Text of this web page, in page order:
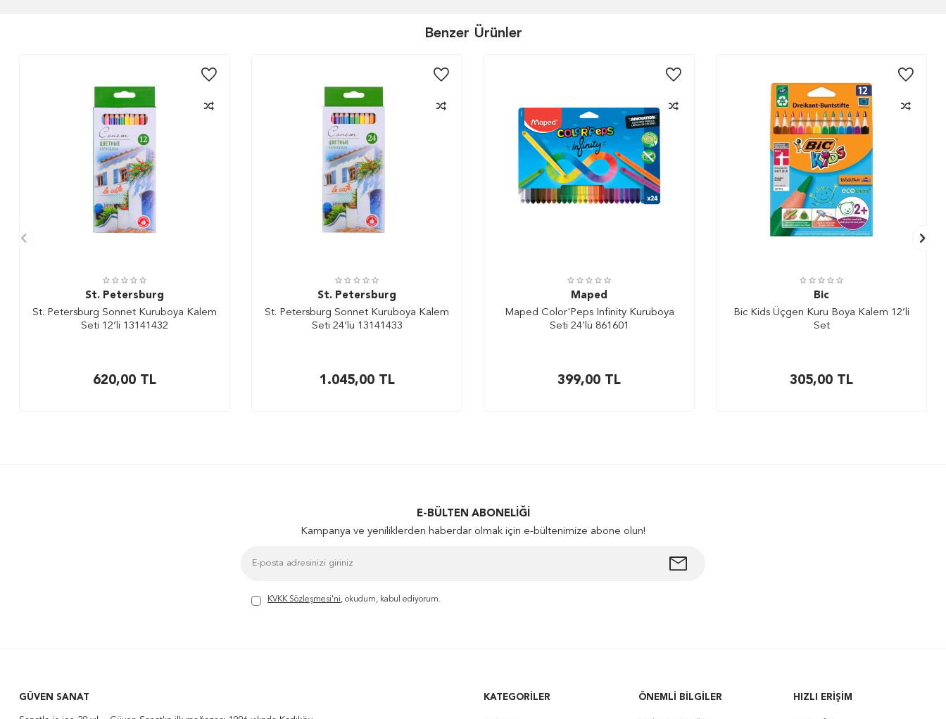
Benzer Ürünler
St. Petersburg
St. Petersburg Sonnet Kuruboya Kalem
Seti 12’li 13141432
620,00 TL
St. Petersburg
St. Petersburg Sonnet Kuruboya Kalem
Seti 24’lü 13141433
1.045,00TL
Maped
Maped Color'Peps Infinity Kuruboya
Seti 24'lü 861601
399,00 TL
Bic
Bic Kids Üçgen Kuru Boya Kalem 12’li
Set
305,00 TL
E-BÜLTEN ABONELIĞI
Kampanya ve yeniliklerden haberdar olmak için e-bültenimize abone olun!
KVKK Sözleşmesi'ni, okudum, kabul ediyorum.
GÜVEN SANAT KATEGORILER ÖNEMLI BILGILER HIZLI ERIŞIM